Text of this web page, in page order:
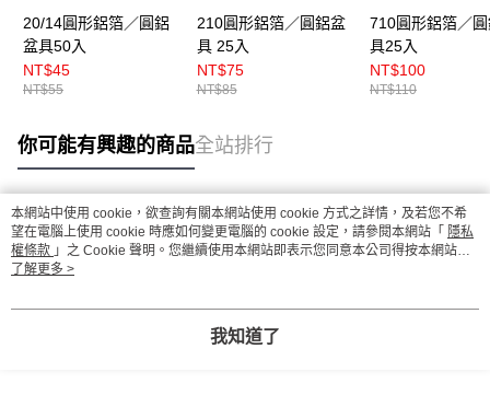
20/14圓形鋁箔／圓鋁
盆具50入
NT$45
NT$55
210圓形鋁箔／圓鋁盆
具 25入
NT$75
NT$85
710圓形鋁箔／
具25入
NT$100
NT$110
你可能有興趣的商品全站排行
熱門標籤
本網站中使用 cookie，欲查詢有關本網站使用 cookie 方式之詳情，及若您不希
望在電腦上使用 cookie 時應如何變更電腦的 cookie 設定，請參閱本網站「 隱私
權條款 」之 Cookie 聲明。您繼續使用本網站即表示您同意本公司得按本網站使
用條款之 Cookie 聲明使用 cookie。
了解更多 >
我知道了